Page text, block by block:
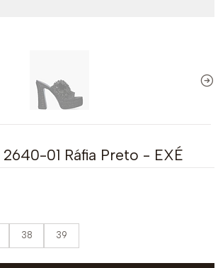
01 Ráfia Preto - EXÉ
38 39